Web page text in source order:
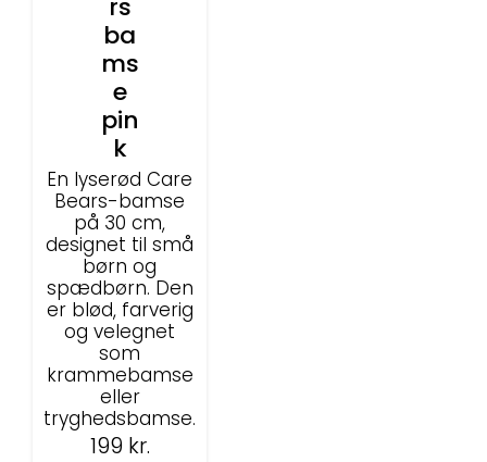
rs
ba
ms
e
pin
k
En lyserød Care
Bears-bamse
på 30 cm,
designet til små
børn og
spædbørn. Den
er blød, farverig
og velegnet
som
krammebamse
eller
tryghedsbamse.
199 kr.